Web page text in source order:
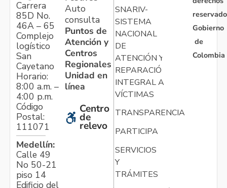
Carrera
85D No.
46A – 65
Complejo
logístico
San
Cayetano
Horario:
8:00 a.m. –
4:00 p.m.
Código
Postal:
111071
Medellín:
Calle 49
No 50-21
piso 14
Edificio del
Auto
consulta
Puntos de
Atención y
Centros
Regionales
Unidad en
línea
Centro
de
relevo
SNARIV-
SISTEMA
NACIONAL
DE
ATENCIÓN Y
REPARACIÓN
INTEGRAL A
VÍCTIMAS
TRANSPARENCIA
PARTICIPA
SERVICIOS
Y
TRÁMITES
Gobierno
de
Colombia